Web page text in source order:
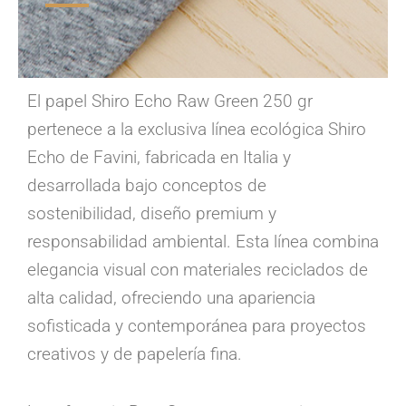
El papel Shiro Echo Raw Green 250 gr
pertenece a la exclusiva línea ecológica Shiro
Echo de Favini, fabricada en Italia y
desarrollada bajo conceptos de
sostenibilidad, diseño premium y
responsabilidad ambiental. Esta línea combina
elegancia visual con materiales reciclados de
alta calidad, ofreciendo una apariencia
sofisticada y contemporánea para proyectos
creativos y de papelería fina.